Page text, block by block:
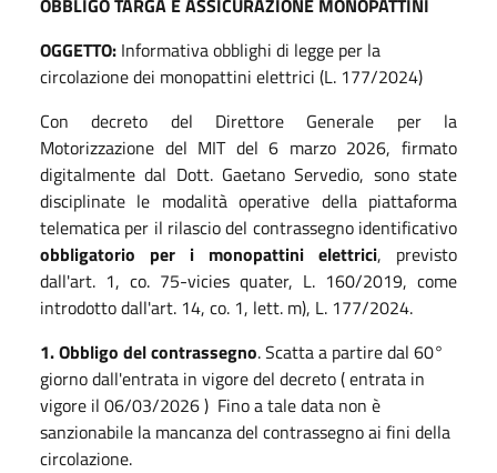
OBBLIGO TARGA E ASSICURAZIONE MONOPATTINI
OGGETTO: Informativa obblighi di legge per la
circolazione dei monopattini elettrici (L. 177/2024)
Con decreto del Direttore Generale per la
Motorizzazione del MIT del 6 marzo 2026, firmato
digitalmente dal Dott. Gaetano Servedio, sono state
disciplinate le modalità operative della piattaforma
telematica per il rilascio del contrassegno identificativo
obbligatorio
per i monopattini elettrici, previsto
dall'art. 1, co. 75-vicies quater, L. 160/2019, come
introdotto dall'art. 14, co. 1, lett. m), L. 177/2024.
1.Obbligo del contrassegno. Scatta a partire dal 60°
giorno dall'entrata in vigore del decreto ( entrata in
vigore il 06/03/2026 ) Fino a tale data non è
sanzionabile la mancanza del contrassegno ai fini della
circolazione.